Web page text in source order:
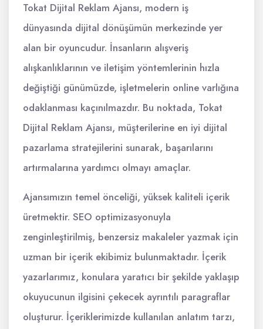
Tokat Dijital Reklam Ajansı, modern iş
dünyasında dijital dönüşümün merkezinde yer
alan bir oyuncudur. İnsanların alışveriş
alışkanlıklarının ve iletişim yöntemlerinin hızla
değiştiği günümüzde, işletmelerin online varlığına
odaklanması kaçınılmazdır. Bu noktada, Tokat
Dijital Reklam Ajansı, müşterilerine en iyi dijital
pazarlama stratejilerini sunarak, başarılarını
artırmalarına yardımcı olmayı amaçlar.
Ajansımızın temel önceliği, yüksek kaliteli içerik
üretmektir. SEO optimizasyonuyla
zenginleştirilmiş, benzersiz makaleler yazmak için
uzman bir içerik ekibimiz bulunmaktadır. İçerik
yazarlarımız, konulara yaratıcı bir şekilde yaklaşıp
okuyucunun ilgisini çekecek ayrıntılı paragraflar
oluşturur. İçeriklerimizde kullanılan anlatım tarzı,